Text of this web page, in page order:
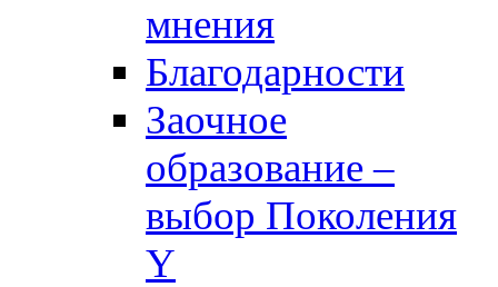
мнения
Благодарности
Заочное
образование –
выбор Поколения
Y